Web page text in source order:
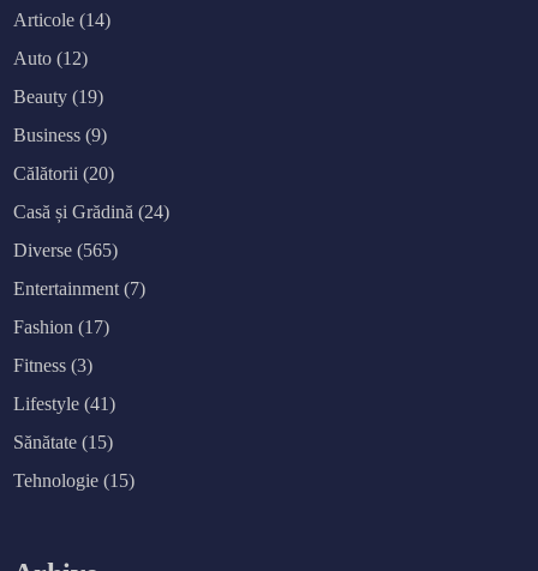
Articole (14)
Auto (12)
Beauty (19)
Business (9)
Călătorii (20)
Casă și Grădină (24)
Diverse (565)
Entertainment (7)
Fashion (17)
Fitness (3)
Lifestyle (41)
Sănătate (15)
Tehnologie (15)